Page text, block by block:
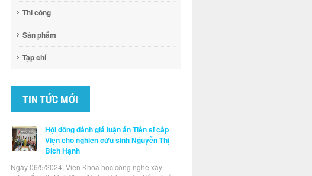
Thi công
Sản phẩm
Tạp chí
TIN TỨC MỚI
Hội đồng đánh giá luận án Tiến sĩ cấp
Viện cho nghiên cứu sinh Nguyễn Thị
Bích Hạnh
Ngày 06/5/2024, Viện Khoa học công nghệ xây